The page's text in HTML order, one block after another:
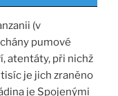
(v
pumové
atentáty, při nichž
je jich zraněno
je Spojenými